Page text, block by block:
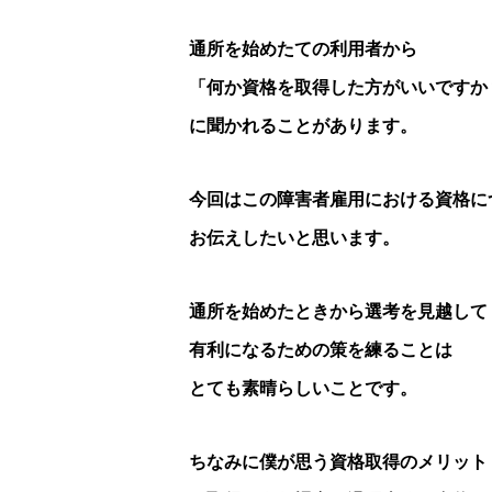
通所を始めたての利用者から
「何か資格を取得した方がいいですか
に聞かれることがあります。
今回はこの障害者雇用における資格に
お伝えしたいと思います。
通所を始めたときから選考を見越して
有利になるための策を練ることは
とても素晴らしいことです。
ちなみに僕が思う資格取得のメリット